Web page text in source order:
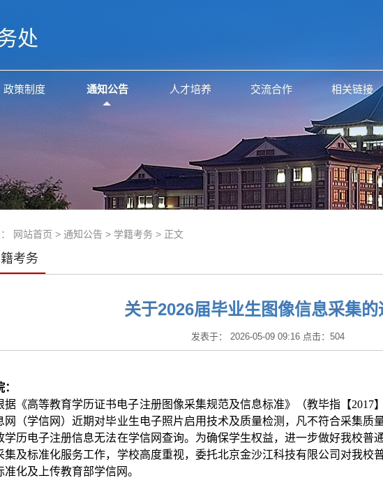
处
政策制度 通知公告 人才培养 交流合作 相关链接
网站首页 > 通知公告 > 学籍考务 > 正文
考务
关于2026届毕业生图像信息采集的
发表于： 2026-05-09 09:16 点击： 504
：
据《高等教育学历证书电子注册图像采集规范及信息标准》（教毕指 【2017
网（学信网）近期对毕业生电子照片启用技术及质量检测，凡不符合采集质
学历电子注册信息无法在学信网查询。为确保学生权益，进一步做好我校普
集及标准化服务工作，学校高度重视， 委托北京金沙江科技有限公司对我校
准化及上传教育部学信网。